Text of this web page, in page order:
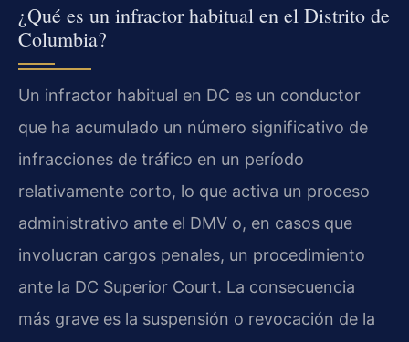
¿Qué es un infractor habitual en el Distrito de
Columbia?
Un infractor habitual en DC es un conductor
que ha acumulado un número significativo de
infracciones de tráfico en un período
relativamente corto, lo que activa un proceso
administrativo ante el DMV o, en casos que
involucran cargos penales, un procedimiento
ante la DC Superior Court. La consecuencia
más grave es la suspensión o revocación de la